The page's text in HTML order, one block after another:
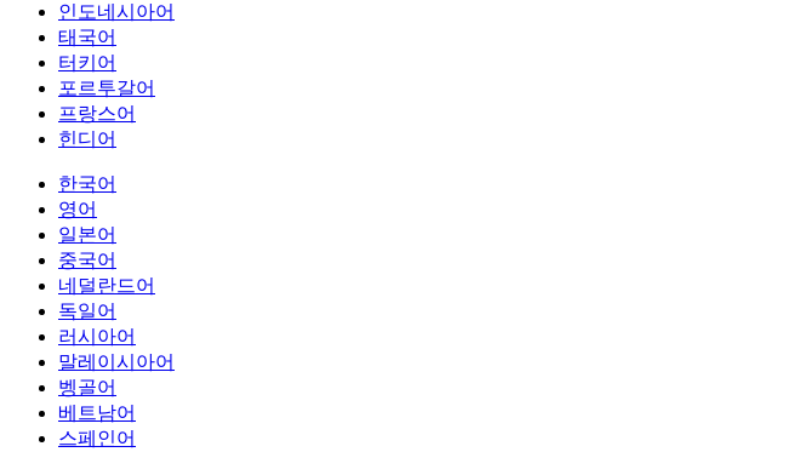
인도네시아어
태국어
터키어
포르투갈어
프랑스어
힌디어
한국어
영어
일본어
중국어
네덜란드어
독일어
러시아어
말레이시아어
벵골어
베트남어
스페인어